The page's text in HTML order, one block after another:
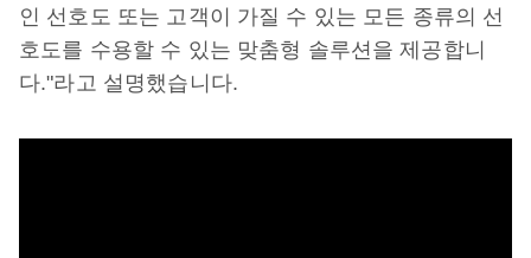
인 선호도 또는 고객이 가질 수 있는 모든 종류의 선
호도를 수용할 수 있는 맞춤형 솔루션을 제공합니
다."라고 설명했습니다.